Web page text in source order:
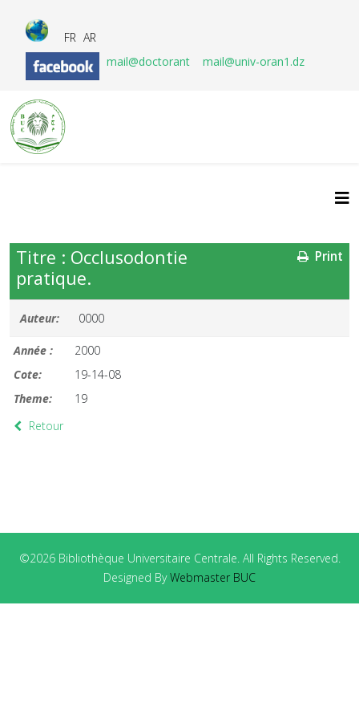
FR AR
mail@doctorant
mail@univ-oran1.dz
Print
Titre : Occlusodontie
pratique.
Auteur: 0000
Année :
2000
Cote:
19-14-08
Theme:
19
Retour
©2026 Bibliothèque Universitaire Centrale. All Rights Reserved.
Designed ByWebmaster BUC